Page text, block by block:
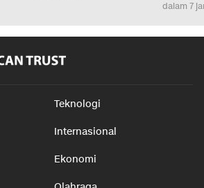
dalam 7
Teknologi
Internasional
Ekonomi